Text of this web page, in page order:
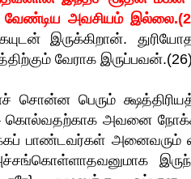
அவசியம்
இருக்கிறான்.
வேராக
சொன்ன பெரும்
அவனை நோக்கி
பாண்டவர்கள்